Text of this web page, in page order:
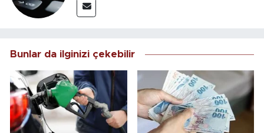
Bunlar da ilginizi çekebilir